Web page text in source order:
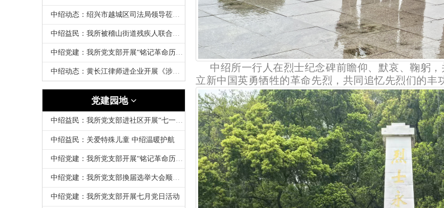
中绍动态：绍兴市越城区司法局领导莅临我所走访調研
中绍益民：我所被稽山街道残疾人联合会授予“爱心助残商家”荣誉称号
中绍党建：我所党支部开展“铭记革命历史 赓续红色血脉”清明祭扫活动
中绍动态：黄长江律师进企业开展《涉企法律实务与风险预防》专题讲座
党建园地
中绍益民：我所党支部进社区开展“七一”慰问老党员活动
中绍益民：关爱特殊儿童 中绍温暖护航
中绍党建：我所党支部开展“铭记革命历史 赓续红色血脉”清明祭扫活动
中绍党建：我所党支部換届选举大会顺利召开
中绍党建：我所党支部开展七月党日活动
中绍所一行人在烈士纪念碑前瞻仰、默哀、鞠躬
立新中国英勇牺牲的革命先烈，共同追忆先烈们的丰